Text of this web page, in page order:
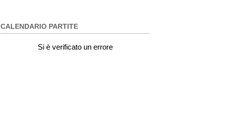
CALENDARIO PARTITE
Si è verificato un errore